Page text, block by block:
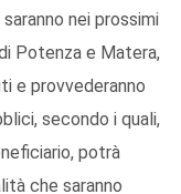
nei prossimi
Potenza e Matera,
e provvederanno
secondo i quali,
potrà
che saranno